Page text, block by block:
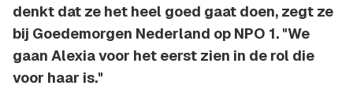
denkt dat ze het heel goed gaat doen, zegt ze
bij Goedemorgen Nederland op NPO 1. "We
gaan Alexia voor het eerst zien in de rol die
voor haar is."